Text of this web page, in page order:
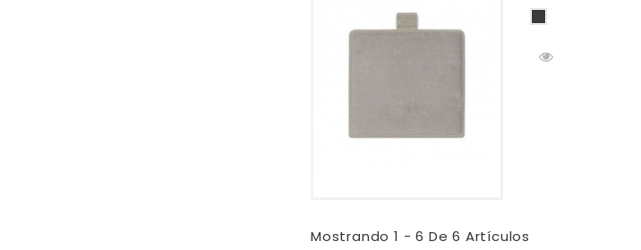
Mostrando 1 - 6 De 6 Artículos